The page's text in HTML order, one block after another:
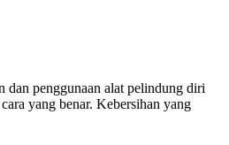
dan penggunaan alat pelindung diri
yang benar. Kebersihan yang